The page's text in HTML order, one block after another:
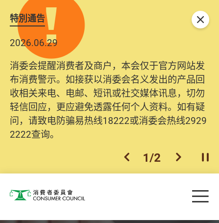
特別通告
2026.06.29
消委会提醒消费者及商户，本会仅于官方网站发
布消费警示。如接获以消委会名义发出的产品回
收相关来电、电邮、短讯或社交媒体讯息，切勿
轻信回应，更应避免透露任何个人资料。如有疑
问，请致电防骗易热线18222或消委会热线2929
2222查询。
上一个
1/2 下一个开
关闭
消费者委员会 目